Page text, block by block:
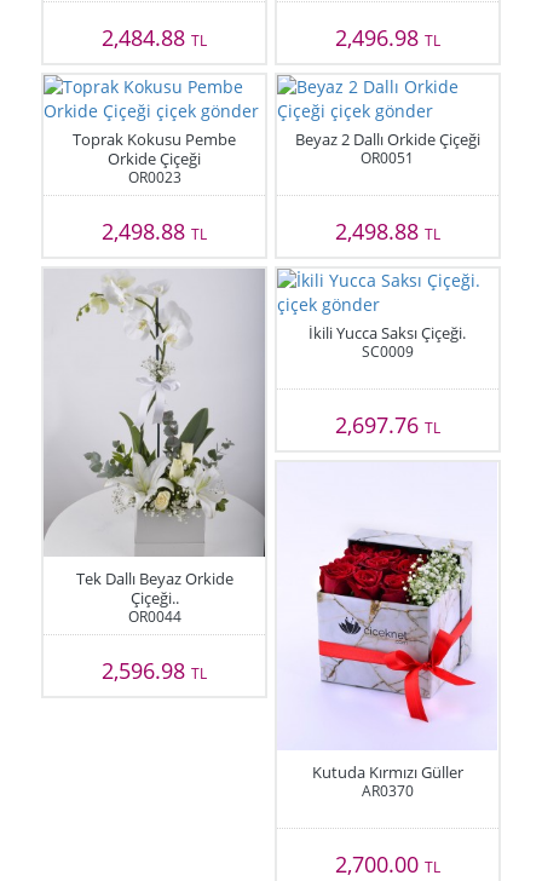
2,484.88TL 2,496.98 TL
Toprak Kokusu Pembe
Orkide Çiçeği
OR0023
2,498.88TL
Beyaz 2 Dallı Orkide Çiçeği
OR0051
2,498.88 TL
Tek Dallı Beyaz Orkide
Çiçeği..
OR0044
2,596.98TL
İkili Yucca Saksı Çiçeği.
SC0009
2,697.76 TL
Kutuda Kırmızı Güller
AR0370
2,700.00 TL